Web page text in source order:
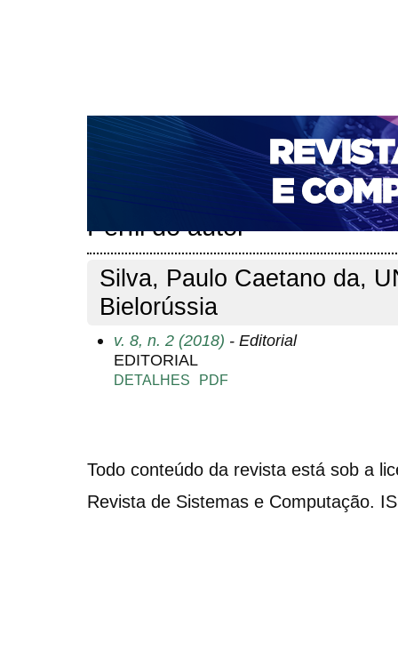
CAPA SOBRE ACESSO CADASTRO
NOTÍCIAS
PORTAL DE REVISTAS DA UNIFACS
PARA AVALIADORES
NOVA SUBMISSÃO
Perfil do autor
Silva, Paulo Caetano da,
Bielorússia
v. 8, n. 2 (2018) - Editorial
EDITORIAL
DETALHES PDF
Todo conteúdo da revista está sob a
Revista de Sistemas e Computação.